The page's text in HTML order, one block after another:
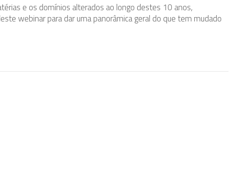
e os domínios alterados ao longo destes 10 anos,
webinar para dar uma panorâmica geral do que tem mudado